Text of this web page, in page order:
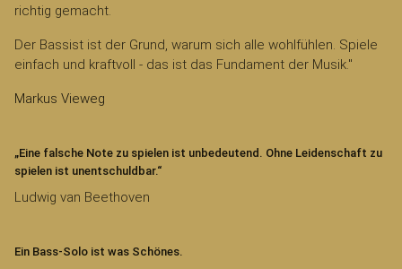
richtig gemacht.
Der Bassist ist der Grund, warum sich alle wohlfühlen. Spiele
einfach und kraftvoll - das ist das Fundament der Musik."
Markus Vieweg
„Eine falsche Note zu spielen ist unbedeutend. Ohne Leidenschaft zu
spielen ist unentschuldbar.“
Ludwig van Beethoven
Ein Bass-Solo ist was Schönes.